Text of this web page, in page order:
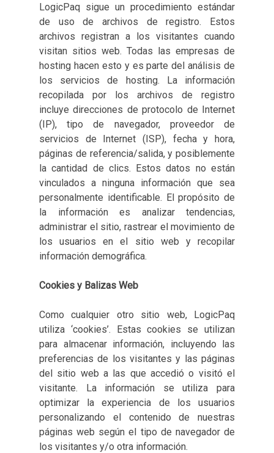
LogicPaq sigue un procedimiento estándar
de uso de archivos de registro. Estos
archivos registran a los visitantes cuando
visitan sitios web. Todas las empresas de
hosting hacen esto y es parte del análisis de
los servicios de hosting. La información
recopilada por los archivos de registro
incluye direcciones de protocolo de Internet
(IP), tipo de navegador, proveedor de
servicios de Internet (ISP), fecha y hora,
páginas de referencia/salida, y posiblemente
la cantidad de clics. Estos datos no están
vinculados a ninguna información que sea
personalmente identificable. El propósito de
la información es analizar tendencias,
administrar el sitio, rastrear el movimiento de
los usuarios en el sitio web y recopilar
información demográfica.
Cookies y Balizas Web
Como cualquier otro sitio web, LogicPaq
utiliza ‘cookies’. Estas cookies se utilizan
para almacenar información, incluyendo las
preferencias de los visitantes y las páginas
del sitio web a las que accedió o visitó el
visitante. La información se utiliza para
optimizar la experiencia de los usuarios
personalizando el contenido de nuestras
páginas web según el tipo de navegador de
los visitantes y/o otra información.